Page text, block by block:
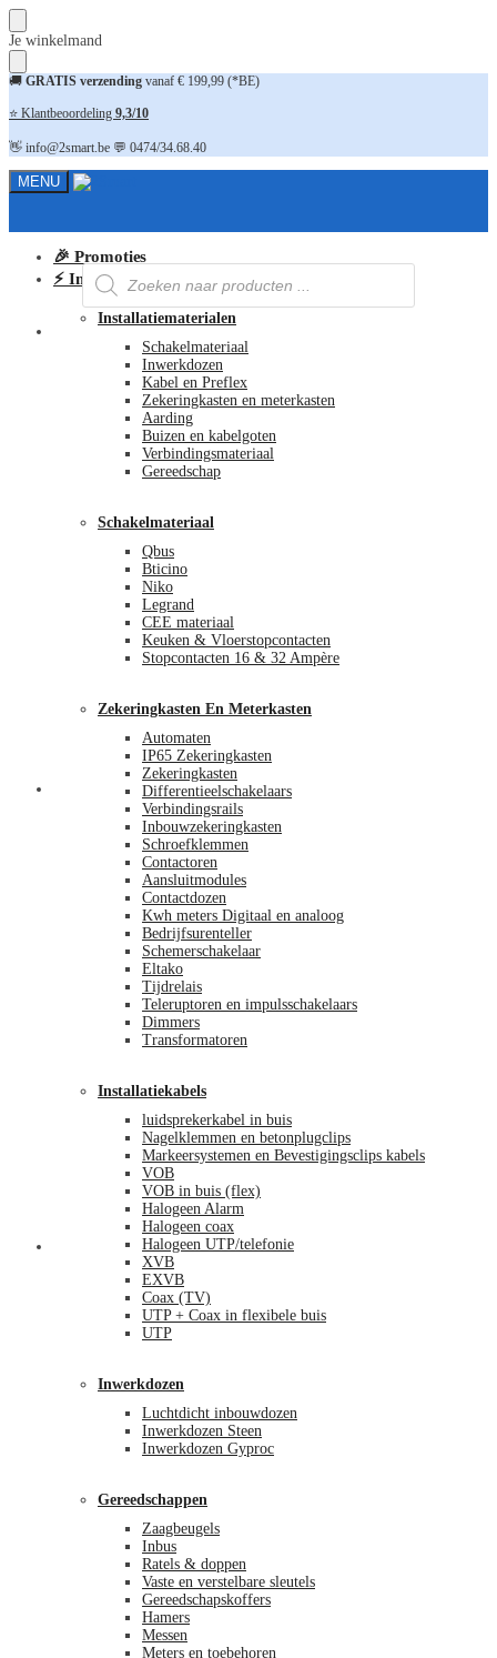
Skip
to
navigation
Skip
to
content
Je winkelmand
🚚 GRATIS verzending vanaf € 199,99 (*BE)
⭐ Klantbeoordeling 9,3/10
👋 info@2smart.be 💬 0474/34.68.40
MENU
Producten
zoeken
Mijn account
🎉 Promoties
⚡ Installatiematerialen
Installatiematerialen
Schakelmateriaal
Inwerkdozen
Kabel en Preflex
Zekeringkasten en meterkasten
Aarding
Buizen en kabelgoten
Verbindingsmateriaal
Gereedschap
Schakelmateriaal
Qbus
Bticino
Niko
Legrand
CEE materiaal
Keuken & Vloerstopcontacten
Stopcontacten 16 & 32 Ampère
Zekeringkasten En Meterkasten
Automaten
IP65 Zekeringkasten
Zekeringkasten
Differentieelschakelaars
Verbindingsrails
Inbouwzekeringkasten
Schroefklemmen
Contactoren
Aansluitmodules
Contactdozen
Kwh meters Digitaal en analoog
Bedrijfsurenteller
Schemerschakelaar
Eltako
Tijdrelais
Teleruptoren en impulsschakelaars
Dimmers
Transformatoren
Installatiekabels
luidsprekerkabel in buis
Nagelklemmen en betonplugclips
Markeersystemen en Bevestigingsclips kabels
VOB
VOB in buis (flex)
Halogeen Alarm
Halogeen coax
Halogeen UTP/telefonie
XVB
EXVB
Coax (TV)
UTP + Coax in flexibele buis
UTP
Inwerkdozen
Luchtdicht inbouwdozen
Inwerkdozen Steen
Inwerkdozen Gyproc
Gereedschappen
Zaagbeugels
Inbus
Ratels & doppen
Vaste en verstelbare sleutels
Gereedschapskoffers
Hamers
Messen
Meters en toebehoren